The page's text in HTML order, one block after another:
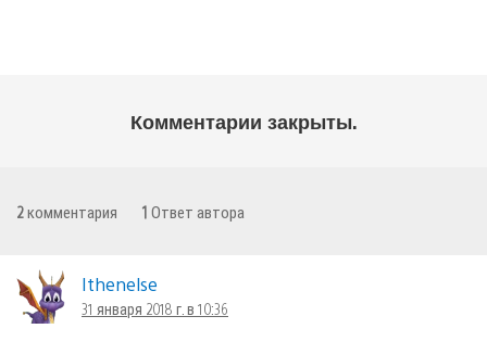
Комментарии закрыты.
2комментария 1 Ответ автора
Ithenelse
31 января 2018 г. в 10:36